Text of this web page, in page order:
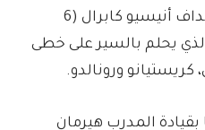
الفريق”. إلى جانبه، يقف الهداف أنيسيو كابرال (6
يحلم بالسير على خطى
كريستيانو ورونالدو.
بقيادة المدرب هيرمان